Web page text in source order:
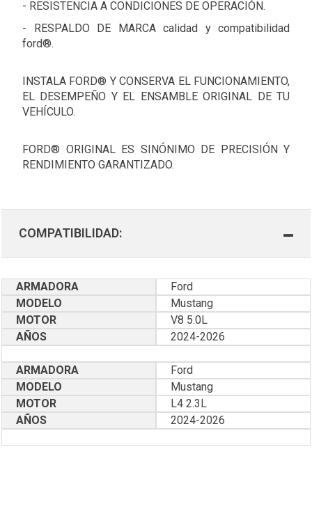
- RESISTENCIA A CONDICIONES DE OPERACIÓN.
- RESPALDO DE MARCA calidad y compatibilidad
ford®.
INSTALA FORD® Y CONSERVA EL FUNCIONAMIENTO,
EL DESEMPEÑO Y EL ENSAMBLE ORIGINAL DE TU
VEHÍCULO.
FORD® ORIGINAL ES SINÓNIMO DE PRECISIÓN Y
RENDIMIENTO GARANTIZADO.
COMPATIBILIDAD:
ARMADORA
Ford
MODELO
Mustang
MOTOR
V8 5.0L
AÑOS
2024-2026
ARMADORA
Ford
MODELO
Mustang
MOTOR
L4 2.3L
AÑOS
2024-2026